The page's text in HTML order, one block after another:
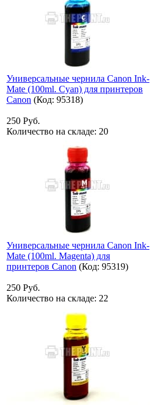
Универсальные чернила Canon Ink-
Mate (100ml. Cyan) для принтеров
Canon (Код: 95318)
250 Руб.
Количество на складе: 20
Универсальные чернила Canon Ink-
Mate (100ml. Magenta) для
принтеров Canon (Код: 95319)
250 Руб.
Количество на складе: 22